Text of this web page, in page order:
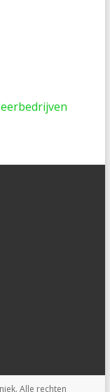
. Alle rechten